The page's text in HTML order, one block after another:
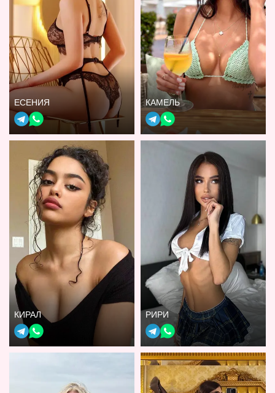
ЕСЕНИЯ КАМЕЛЬ
КИРАЛ РИРИ